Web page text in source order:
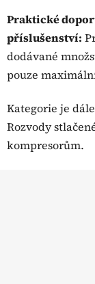
Praktické
příslušenství:
dodávané
pouze
Kategorie je
Rozvody
kompresorům.